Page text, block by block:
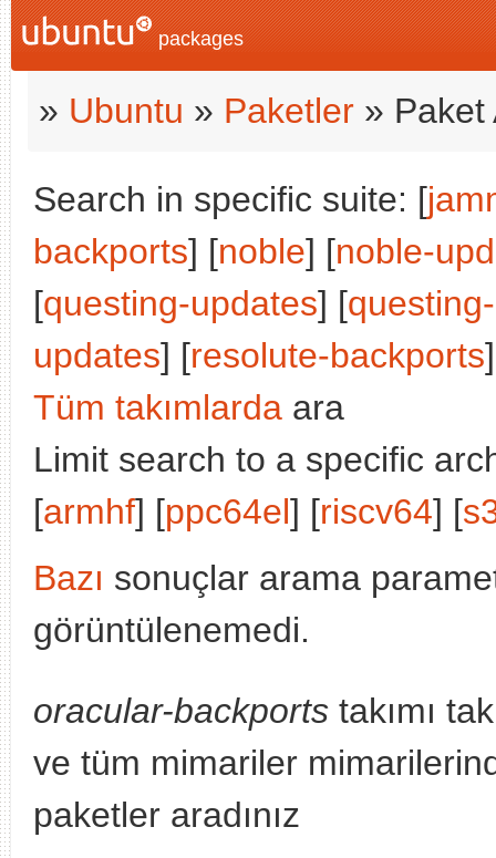
packages
» Ubuntu » Paketler » Paket
Search in specific suite: [
backports] [noble] [noble-
[questing-updates] [
updates] [resolute-backports
Tüm takımlarda ara
Limit search to a specific
[armhf] [ppc64el] [riscv64] [
Bazı sonuçlar arama
görüntülenemedi.
oracular-backports takımı
ve tüm mimariler
paketler aradınız